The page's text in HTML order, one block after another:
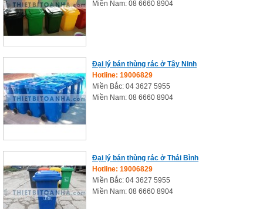
Miền Nam: 08 6660 8904
Đại lý bán thùng rác ở Tây Ninh
Hotline: 19006829
Miền Bắc: 04 3627 5955
Miền Nam: 08 6660 8904
Đại lý bán thùng rác ở Thái Bình
Hotline: 19006829
Miền Bắc: 04 3627 5955
Miền Nam: 08 6660 8904